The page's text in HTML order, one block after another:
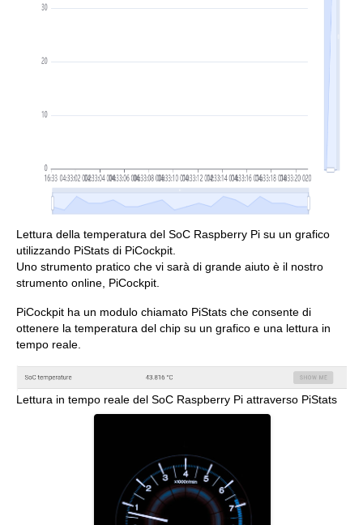
Lettura della temperatura del SoC Raspberry Pi su un grafico
utilizzando PiStats di PiCockpit.
Uno strumento pratico che vi sarà di grande aiuto è il nostro
strumento online, PiCockpit.
PiCockpit ha un modulo chiamato PiStats che consente di
ottenere la temperatura del chip su un grafico e una lettura in
tempo reale.
Lettura in tempo reale del SoC Raspberry Pi attraverso PiStats